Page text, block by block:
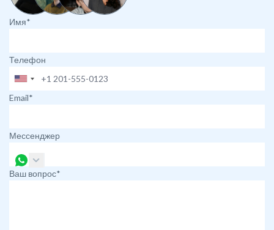
Имя*
Телефон
Email*
Мессенджер
Ваш вопрос*